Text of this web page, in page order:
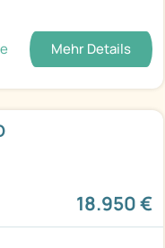
Mehr Details
18.950 €